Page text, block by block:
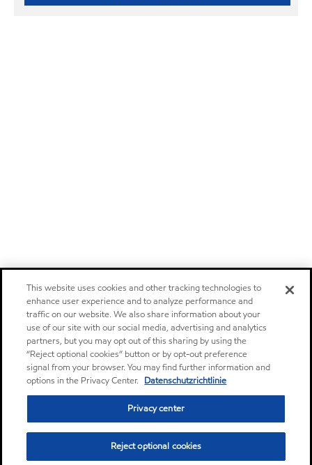
This website uses cookies and other tracking technologies to
enhance user experience and to analyze performance and
traffic on our website. We also share information about your
use of our site with our social media, advertising and analytics
partners, but you may opt out of this sharing by using the
“Reject optional cookies” button or by opt-out preference
signal from your browser. You may find further information and
options in the Privacy Center. Datenschutzrichtlinie
Privacy center
Reject optional cookies